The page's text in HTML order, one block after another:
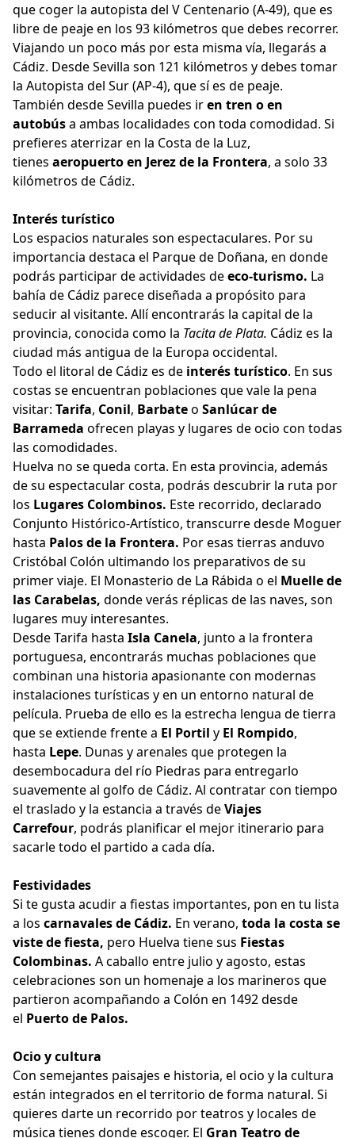
que coger la autopista del V Centenario (A-49), que es
libre de peaje en los 93 kilómetros que debes recorrer.
Viajando un poco más por esta misma vía, llegarás a
Cádiz. Desde Sevilla son 121 kilómetros y debes tomar
la Autopista del Sur (AP-4), que sí es de peaje.
También desde Sevilla puedes iren tren o en
autobúsa ambas localidades con toda comodidad. Si
prefieres aterrizar en la Costa de la Luz,
tienes aeropuerto en Jerez de la Frontera, a solo 33
kilómetros de Cádiz.
Interés turístico
Los espacios naturales son espectaculares. Por su
importancia destaca el Parque de Doñana, en donde
podrás participar de actividades deeco-turismo. La
bahía de Cádiz parece diseñada a propósito para
seducir al visitante. Allí encontrarás la capital de la
provincia, conocida como la Tacita de Plata. Cádiz es la
ciudad más antigua de la Europa occidental.
Todo el litoral de Cádiz es de interés turístico. En sus
costas se encuentran poblaciones que vale la pena
visitar: Tarifa, Conil, Barbateo Sanlúcar de
Barrameda ofrecen playas y lugares de ocio con todas
las comodidades.
Huelva no se queda corta. En esta provincia, además
de su espectacular costa, podrás descubrir la ruta por
los Lugares Colombinos. Este recorrido, declarado
Conjunto Histórico-Artístico, transcurre desde Moguer
hasta Palos de la Frontera. Por esas tierras anduvo
Cristóbal Colón ultimando los preparativos de su
primer viaje. El Monasterio de La Rábida o el Muelle de
las Carabelas, donde verás réplicas de las naves, son
lugares muy interesantes.
Desde Tarifa hasta Isla Canela, junto a la frontera
portuguesa, encontrarás muchas poblaciones que
combinan una historia apasionante con modernas
instalaciones turísticas y en un entorno natural de
película. Prueba de ello es la estrecha lengua de tierra
que se extiende frente a El Portil y El Rompido,
hasta Lepe. Dunas y arenales que protegen la
desembocadura del río Piedras para entregarlo
suavemente al golfo de Cádiz. Al contratar con tiempo
el traslado y la estancia a través deViajes
Carrefour, podrás planificar el mejor itinerario para
sacarle todo el partido a cada día.
Festividades
Si te gusta acudir a fiestas importantes, pon en tu lista
a los carnavales de Cádiz. En verano, toda la costa se
viste de fiesta, pero Huelva tiene sus Fiestas
Colombinas. A caballo entre julio y agosto, estas
celebraciones son un homenaje a los marineros que
partieron acompañando a Colón en 1492 desde
el Puerto de Palos.
Ocio y cultura
Con semejantes paisajes e historia, el ocio y la cultura
están integrados en el territorio de forma natural. Si
quieres darte un recorrido por teatros y locales de
música tienes donde escoger. El Gran Teatro de